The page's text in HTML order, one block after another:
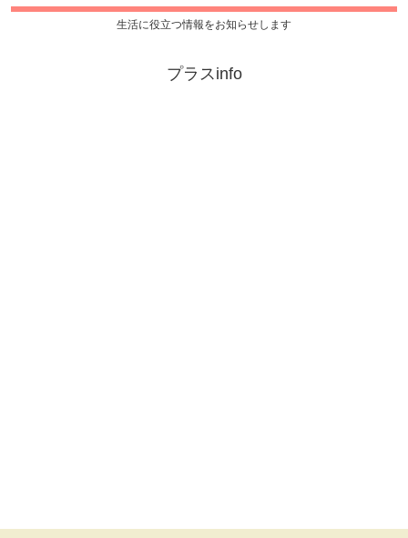
生活に役立つ情報をお知らせします
プラスinfo